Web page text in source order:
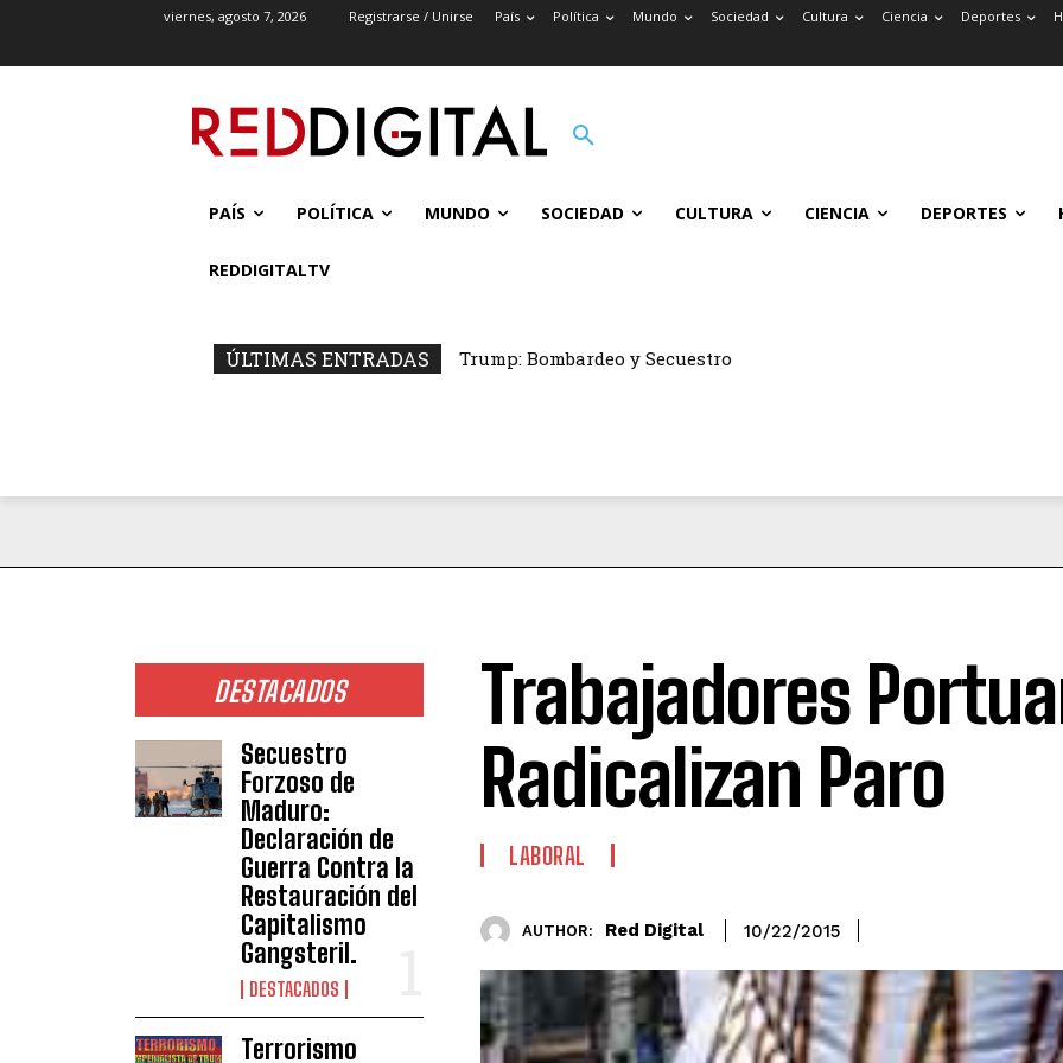
viernes, agosto 7, 2026 Registrarse / Unirse País Política Mundo Sociedad Cultura Ciencia Deportes
PAÍS POLÍTICA MUNDO SOCIEDAD CULTURA CIENCIA DEPORTES
REDDIGITALTV
ÚLTIMAS ENTRADAS El Matón del Barrio
DESTACADOS
Secuestro
Forzoso de
Maduro:
Declaración de
Guerra Contra la
Restauración del
Capitalismo
Gangsteril.
DESTACADOS
Terrorismo
Trabajadores
Radicalizan Paro
LABORAL
AUTHOR: Red Digital 10/22/2015